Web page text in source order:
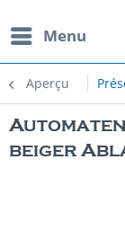
Menu
Aperçu
beiger